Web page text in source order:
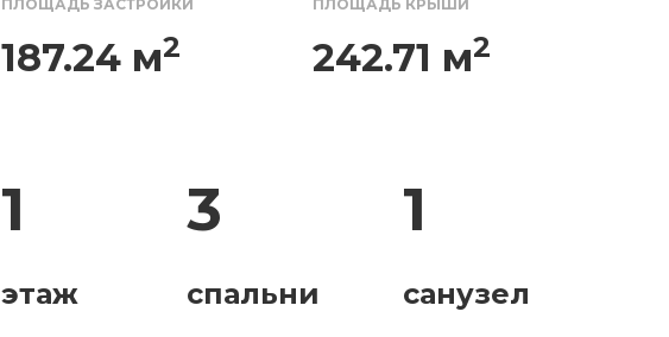
ПЛОЩАДЬ ЗАСТРОЙКИ
187.24 м2
ПЛОЩАДЬ КРЫШИ
242.71 м2
1
этаж
3
спальни
1
санузел